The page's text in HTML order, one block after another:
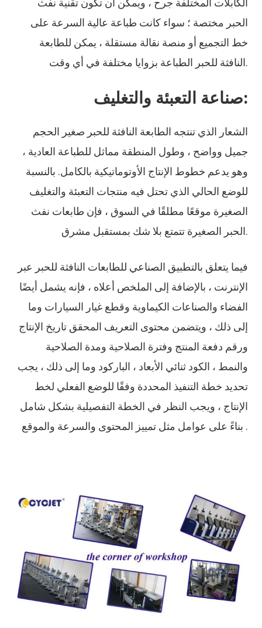
الحبر مختصة ؛ سواء كانت طباعة عالية السرعة على
خط التجميع أو منصة نقالة مستقلة ، يمكن للطابعة
النافثة للحبر الطباعة بزوايا مختلفة في أي وقت.
صناعة التعبئة والتغليف:
الشعار الذي تنتجه الطابعة النافثة للحبر صغير الحجم
جميل وواضح ، وطول المنطقة مماثل للطباعة العادية ،
وهو يدعم خطوط الإنتاج الأوتوماتيكية بالكامل. بالنسبة
للوضع الحالي الذي تحتل فيه منتجات التعبئة والتغليف
الصغيرة موقعًا مطلقًا في السوق ، فإن طابعات نفث
الحبر الصغيرة تتمتع بلا شك بمستقبل مشرق.
فيما يتعلق بالتطبيق الصناعي للطابعات النافثة للحبر عبر
الإنترنت ، بالإضافة إلى الملخص أعلاه ، فإنه يشمل أيضًا
الفضاء والصناعات الكيماوية وقطع غيار السيارات وما
إلى ذلك ، ويتضمن محتوى التعريف المحقق تاريخ الإنتاج
ورقم دفعة المنتج وفترة الصلاحية ومدة الصلاحية
والنمط ، الكود ثنائي الأبعاد ، الباركود وما إلى ذلك ، يجب
تحديد خطة التنفيذ المحددة وفقًا للوضع الفعلي لخط
الإنتاج ، ويجب النظر في الخطة التفصيلية بشكل شامل
بناءً على عوامل مثل تمييز المحتوى والسرعة والموقع .